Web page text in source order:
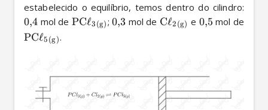
estabelecido o equilíbrio, temos dentro do cilindro:
0,4 mol de PCℓX
3 (g) ; 0,3 mol de CℓX
2 (g) e 0,5
PCℓX
5 (g) .